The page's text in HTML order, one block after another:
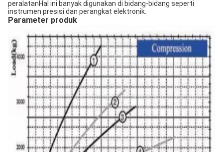
peralatanHal ini banyak digunakan di bidang-bidang seperti
instrumen presisi dan perangkat elektronik.
Parameter produk